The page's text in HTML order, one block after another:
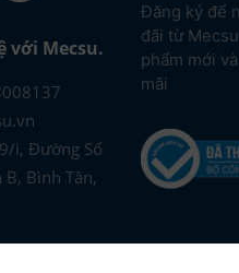
với Mecsu.
i, Đường Số
Bình Tân,
Đăng ký để
đãi từ
phẩm mới
mãi